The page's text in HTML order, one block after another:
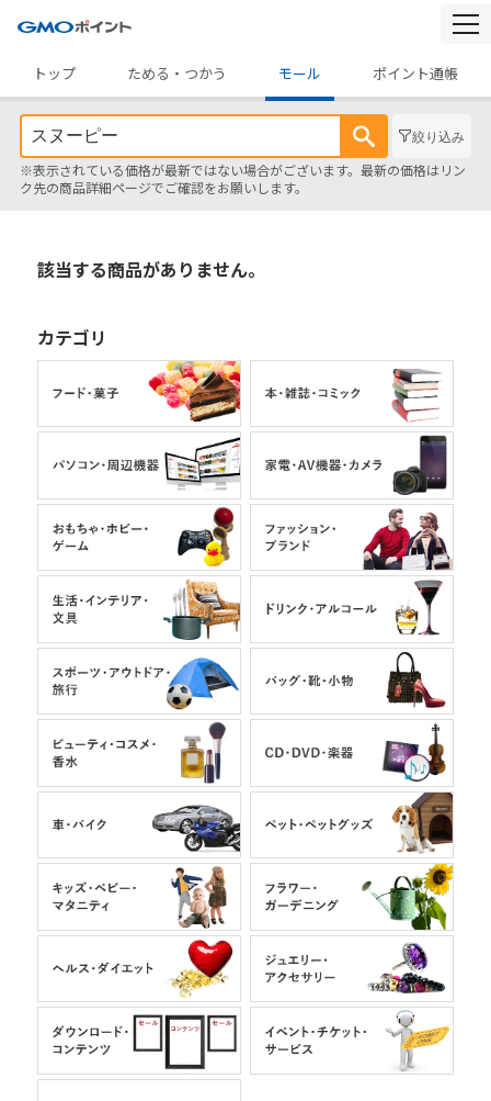
トップ
ためる・つかう モール ポイント通帳
絞り込み
※表示されている価格が最新ではない場合がございます。最新の価格はリン
ク先の商品詳細ページでご確認をお願いします。
該当する商品がありません。
カテゴリ